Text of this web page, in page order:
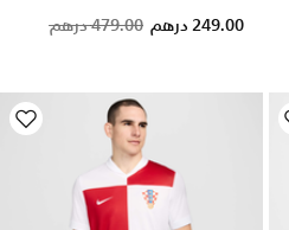
Price reduced from
479.00 درهم to 249.00 درهم